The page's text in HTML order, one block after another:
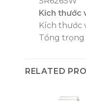
Kích thước
Kích thước
Tổng trọng
RELATED